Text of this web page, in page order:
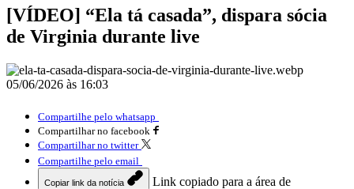
[VÍDEO] “Ela tá casada”, dispara sócia
de Virginia durante live
05/06/2026 às 16:03
Compartilhe pelo whatsapp
Compartilhar no facebook
Compartilhar no twitter
Compartilhe pelo email
Copiar link da notícia
Link copiado para a área de